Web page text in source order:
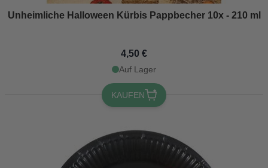
Unheimliche Halloween Kürbis Pappbecher 10x - 210 ml
4,50 €
Auf Lager
KAUFEN